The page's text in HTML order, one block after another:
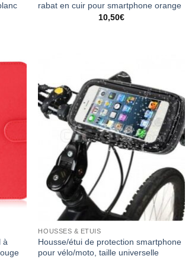
rabat en cuir pour smartphone orange
10,50€
à
HOUSSES & ETUIS
Housse/étui de protection smartphone
pour vélo/moto, taille universelle